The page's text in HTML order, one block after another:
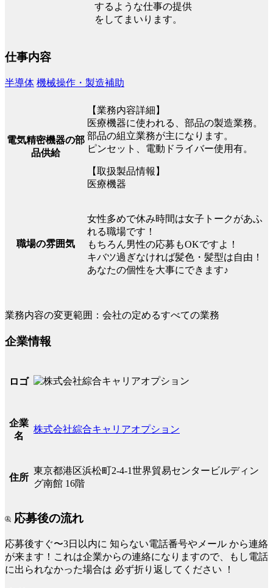
するような仕事の提供
をしてまいります。
仕事内容
半導体 機械操作・製造補助
電気精密機器の部
品供給
【業務内容詳細】
医療機器に使われる、部品の製造業務。
部品の組立業務が主になります。
ピンセット、電動ドライバー使用有。
【取扱製品情報】
医療機器
職場の雰囲気
女性多めで休み時間は女子トークがあふ
れる職場です！
もちろん男性の応募もOKですよ！
キバツ過ぎなければ髪色・髪型は自由！
あなたの個性を大事にできます♪
業務内容の変更範囲：会社の定めるすべての業務
企業情報
ロゴ
企業
名
株式会社綜合キャリアオプション
住所
東京都港区浜松町2-4-1世界貿易センタービルディン
グ南館 16階
応募後の流れ
応募後すぐ〜3日以内に 知らない電話番号やメール から連絡
が来ます！これは企業からの連絡になりますので、もし電話
に出られなかった場合は 必ず折り返してください ！